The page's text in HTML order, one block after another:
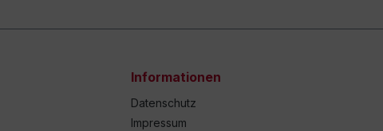
Informationen
Datenschutz
Impressum